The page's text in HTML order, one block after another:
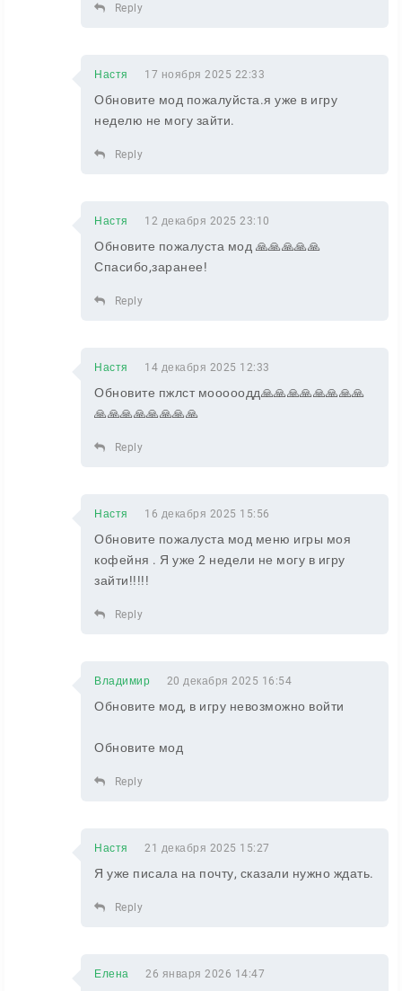
Reply
Настя 17 ноября 2025 22:33
Обновите мод пожалуйста.я уже в игру
неделю не могу зайти.
Reply
Настя 12 декабря 2025 23:10
Обновите пожалуста мод 🙏🙏🙏🙏🙏
Спасибо,заранее!
Reply
Настя 14 декабря 2025 12:33
Обновите пжлст мооооодд🙏🙏🙏🙏🙏🙏🙏🙏
🙏🙏🙏🙏🙏🙏🙏🙏
Reply
Настя 16 декабря 2025 15:56
Обновите пожалуста мод меню игры моя
кофейня . Я уже 2 недели не могу в игру
зайти!!!!!
Reply
Владимир 20 декабря 2025 16:54
Обновите мод, в игру невозможно войти
Обновите мод
Reply
Настя 21 декабря 2025 15:27
Я уже писала на почту, сказали нужно ждать.
Reply
Елена 26 января 2026 14:47